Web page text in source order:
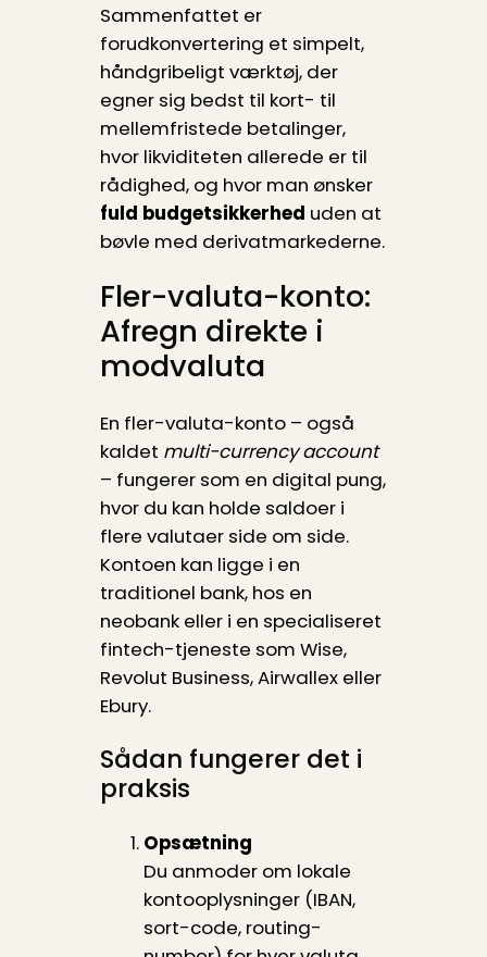
Sammenfattet er
forudkonvertering et simpelt,
håndgribeligt værktøj, der
egner sig bedst til kort- til
mellemfristede betalinger,
hvor likviditeten allerede er til
rådighed, og hvor man ønsker
fuld budgetsikkerhed uden at
bøvle med derivat­markederne.
Fler-valuta-konto:
Afregn direkte i
modvaluta
En fler-valuta-konto – også
kaldet multi-currency account
– fungerer som en digital pung,
hvor du kan holde saldoer i
flere valutaer side om side.
Kontoen kan ligge i en
traditionel bank, hos en
neobank eller i en specialiseret
fintech-tjeneste som Wise,
Revolut Business, Airwallex eller
Ebury.
Sådan fungerer det i
praksis
Opsætning
Du anmoder om lokale
kontooplysninger (IBAN,
sort-code, routing-